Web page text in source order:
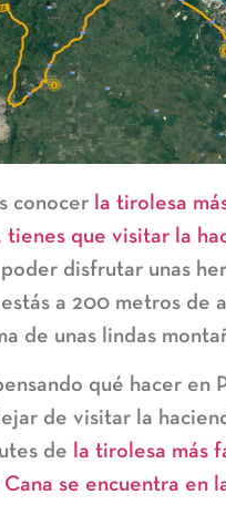
conocer la tirolesa
tienes que visitar la
disfrutar unas
a 200 metros de
de unas lindas
qué hacer en
de visitar la
de la tirolesa más
se encuentra en